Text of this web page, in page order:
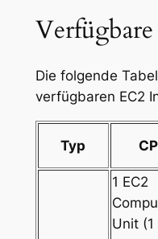
Die folgende
verfügbaren EC2
Typ
1 EC2
Unit (1